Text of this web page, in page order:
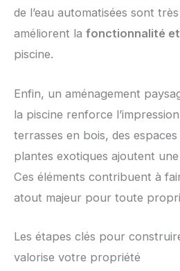
de l’eau automatisées sont
améliorent la fonctionnalité
piscine.
Enfin, un aménagement
la piscine renforce
terrasses en bois, des
plantes exotiques ajoutent une
Ces éléments contribuent à
atout majeur pour toute
Les étapes clés pour
valorise votre propriété